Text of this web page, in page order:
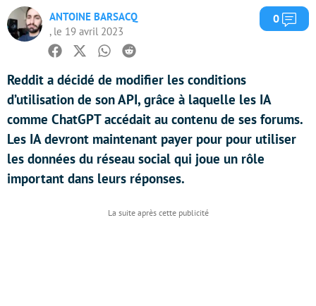
ANTOINE BARSACQ
, le 19 avril 2023
0
Facebook
TwitterWhatsapp
Reddit
Reddit a décidé de modifier les conditions
d’utilisation de son API, grâce à laquelle les IA
comme ChatGPT accédait au contenu de ses forums.
Les IA devront maintenant payer pour pour utiliser
les données du réseau social qui joue un rôle
important dans leurs réponses.